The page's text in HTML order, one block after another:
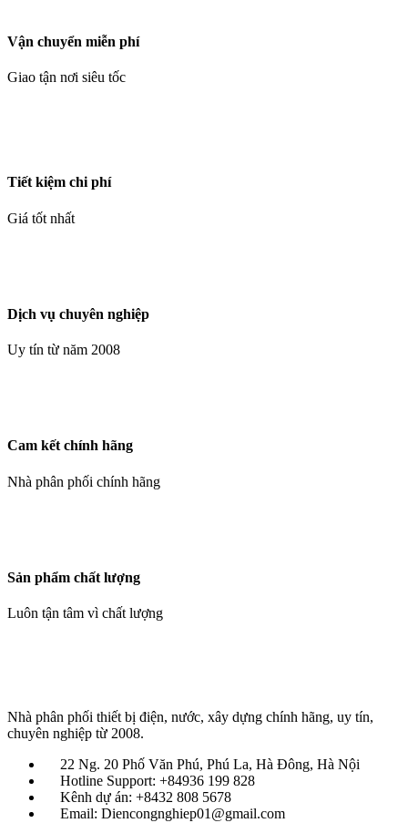
Vận chuyển miễn phí
Giao tận nơi siêu tốc
Tiết kiệm chi phí
Giá tốt nhất
Dịch vụ chuyên nghiệp
Uy tín từ năm 2008
Cam kết chính hãng
Nhà phân phối chính hãng
Sản phẩm chất lượng
Luôn tận tâm vì chất lượng
Nhà phân phối thiết bị điện, nước, xây dựng chính hãng, uy tín,
chuyên nghiệp từ 2008.
22 Ng. 20 Phố Văn Phú, Phú La, Hà Đông, Hà Nội
Hotline Support: +84936 199 828
Kênh dự án: +8432 808 5678
Email: Diencongnghiep01@gmail.com